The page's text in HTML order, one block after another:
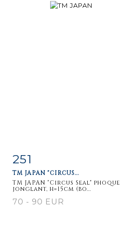
Item detail
251
TM JAPAN "CIRCUS...
TM JAPAN "Circus Seal" phoque
jonglant, h=15cm (bo...
70 - 90 EUR